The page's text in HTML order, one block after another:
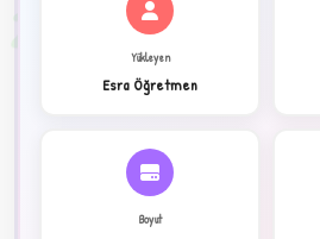
Yükleyen
Esra Öğretmen
Boyut